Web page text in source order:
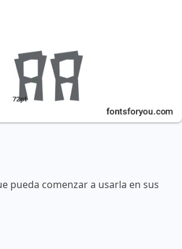
pueda comenzar a usarla en sus